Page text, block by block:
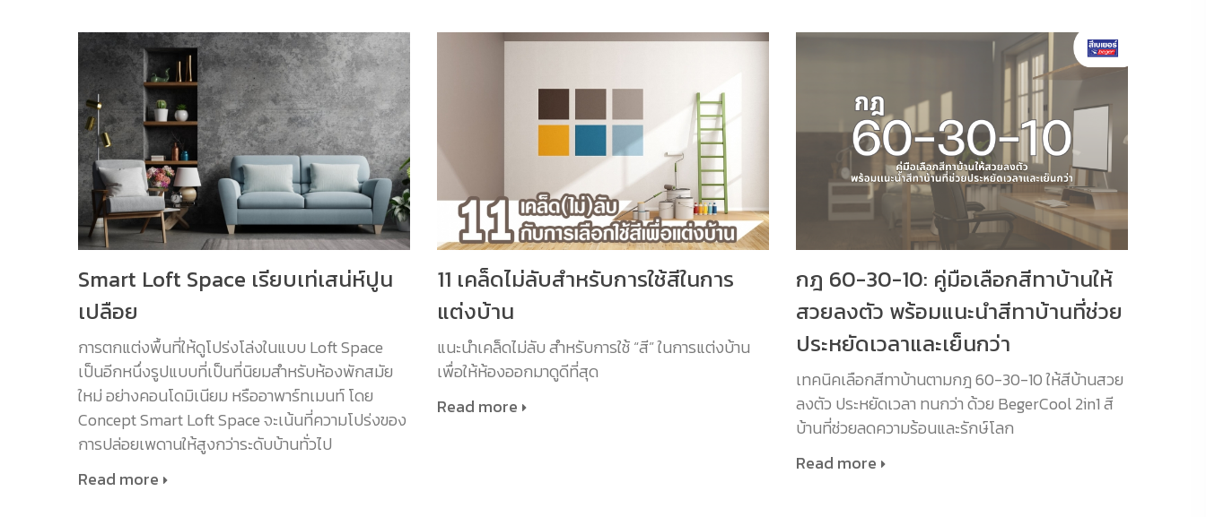
Smart Loft Space เรียบเท่เสน่ห์ปูน
เปลือย
การตกแต่งพื้นที่ให้ดูโปร่งโล่งในแบบ Loft Space
เป็นอีกหนึ่งรูปแบบที่เป็นที่นิยมสำหรับห้องพักสมัย
ใหม่ อย่างคอนโดมิเนียม หรืออาพาร์ทเมนท์ โดย
Concept Smart Loft Space จะเน้นที่ความโปร่งของ
การปล่อยเพดานให้สูงกว่าระดับบ้านทั่วไป
Read more
11 เคล็ดไม่ลับสำหรับการใช้สีในการ
แต่งบ้าน
แนะนำเคล็ดไม่ลับ สำหรับการใช้ “สี” ในการแต่งบ้าน
เพื่อให้ห้องออกมาดูดีที่สุด
Read more
กฎ 60-30-10: คู่มือเลือกสีทาบ้านให้
สวยลงตัว พร้อมแนะนำสีทาบ้านที่ช่วย
ประหยัดเวลาและเย็นกว่า
เทคนิคเลือกสีทาบ้านตามกฎ 60-30-10 ให้สีบ้านสวย
ลงตัว ประหยัดเวลา ทนกว่า ด้วย BegerCool 2in1 สี
บ้านที่ช่วยลดความร้อนและรักษ์โลก
Read more